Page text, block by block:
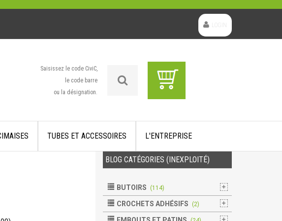
Saisissez le code CiviC,
le code barre
ou la désignation.
TUBES ET ACCESSOIRES L'ENTREPRISE
BLOG CATÉGORIES (INEXPLOITÉ)
BUTOIRS (114)
CROCHETS ADHÉSIFS (2)